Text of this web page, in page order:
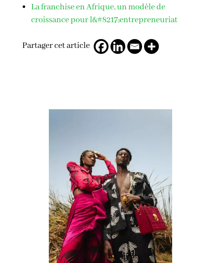
La franchise en Afrique, un modèle de
croissance pour l&#8217;entrepreneuriat
Partager cet article